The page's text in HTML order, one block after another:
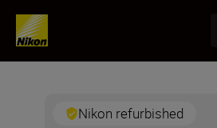
Nikon refurbished